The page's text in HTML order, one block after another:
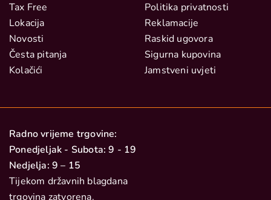
Tax Free
Lokacija
Novosti
Česta pitanja
Kolačići
Politika privatnosti
Reklamacije
Raskid ugovora
Sigurna kupovina
Jamstveni uvjeti
Radno vrijeme trgovine:
Ponedjeljak - Subota: 9 - 19
Nedjelja: 9 – 15
Tijekom državnih blagdana
trgovina zatvorena.